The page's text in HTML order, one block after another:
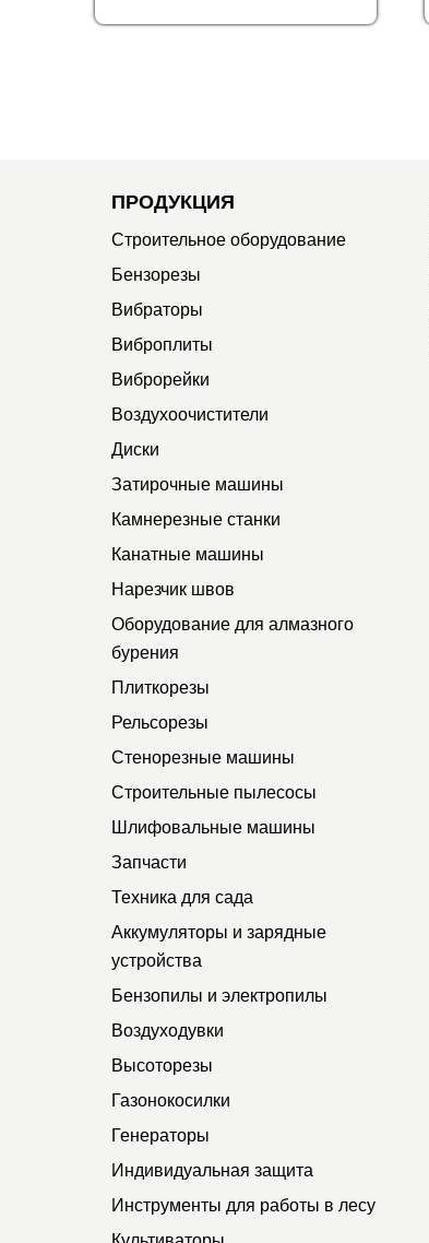
ПРОДУКЦИЯ
Строительное оборудование
Бензорезы
Вибраторы
Виброплиты
Виброрейки
Воздухоочистители
Диски
Затирочные машины
Камнерезные станки
Канатные машины
Нарезчик швов
Оборудование для алмазного
бурения
Плиткорезы
Рельсорезы
Стенорезные машины
Строительные пылесосы
Шлифовальные машины
Запчасти
Техника для сада
Аккумуляторы и зарядные
устройства
Бензопилы и электропилы
Воздуходувки
Высоторезы
Газонокосилки
Генераторы
Индивидуальная защита
Инструменты для работы в лесу